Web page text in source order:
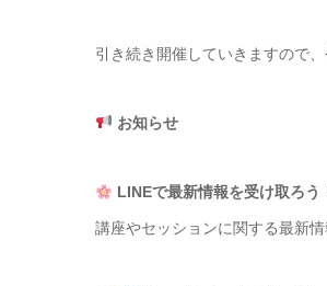
引き続き開催していきますので
お知らせ
LINEで最新情報を受け取ろう
講座やセッションに関する最新